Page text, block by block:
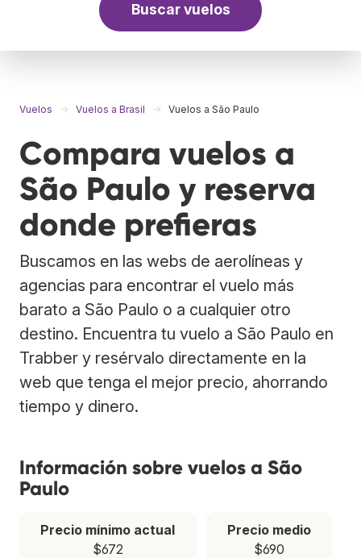
Buscar vuelos
Vuelos Vuelos a Brasil Vuelos a São Paulo
Compara vuelos a
São Paulo y reserva
donde prefieras
Buscamos en las webs de aerolíneas y
agencias para encontrar el vuelo más
barato a São Paulo o a cualquier otro
destino. Encuentra tu vuelo a São Paulo en
Trabber y resérvalo directamente en la
web que tenga el mejor precio, ahorrando
tiempo y dinero.
Información sobre vuelos a São
Paulo
Precio mínimo actual
$672
Precio medio
$690